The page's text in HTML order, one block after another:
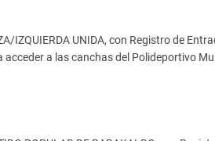
IZQUIERDA UNIDA, con Registro de
a las canchas del Polideportivo